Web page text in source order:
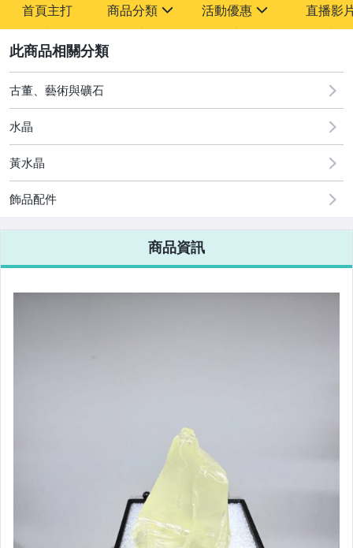
首頁主打 商品分類
其它
活動優惠
[全店] 周年慶
[全店] 粉絲專享
直播影
古董、藝術與礦石
水晶
黃水晶
飾品配件
商品資訊